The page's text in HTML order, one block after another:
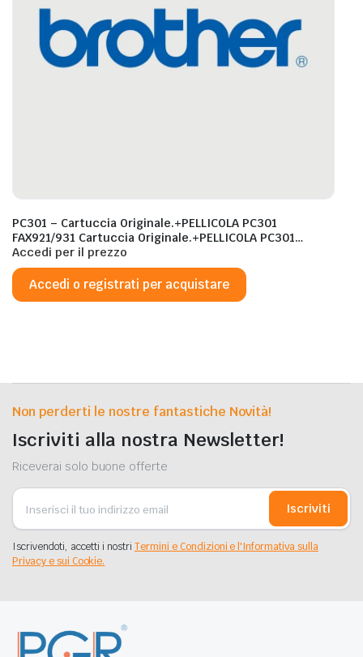
PC301 – Cartuccia Originale.+PELLICOLA PC301
FAX921/931 Cartuccia Originale.+PELLICOLA PC301
FAX921/931
Accedi per il prezzo
Accedi o registrati per acquistare
Non perderti le nostre fantastiche Novità!
Iscriviti alla nostra Newsletter!
Riceverai solo buone offerte
Iscriviti
Iscrivendoti, accetti i nostriTermini e Condizioni e l'Informativa sulla
Privacy e sui Cookie.